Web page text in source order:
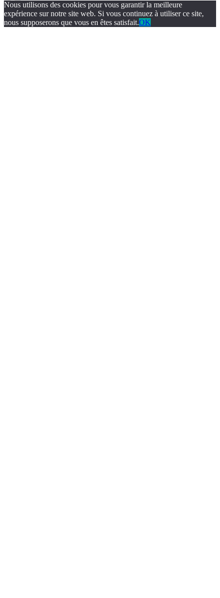
Nous utilisons des cookies pour vous garantir la meilleure
expérience sur notre site web. Si vous continuez à utiliser ce site,
nous supposerons que vous en êtes satisfait.OK